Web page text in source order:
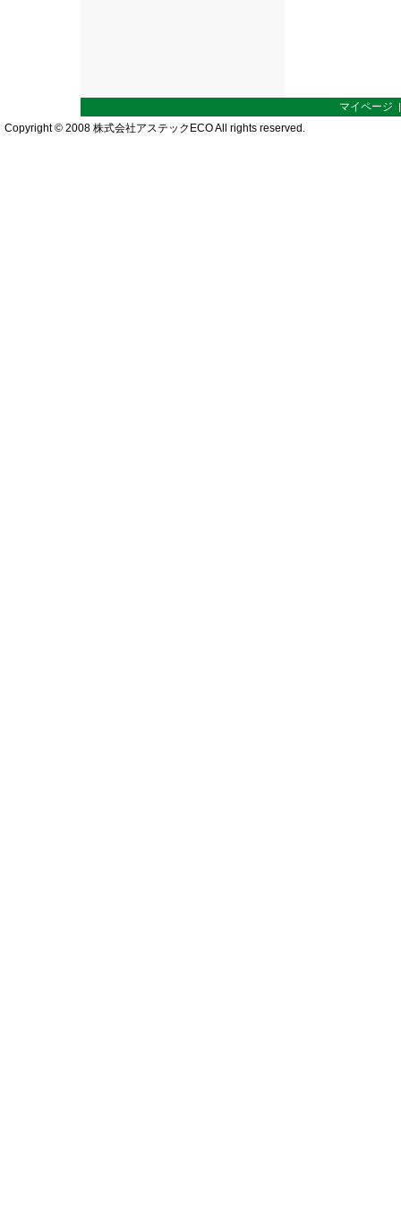
マイページ
Copyright © 2008 株式会社アステックECO All rights reserved.